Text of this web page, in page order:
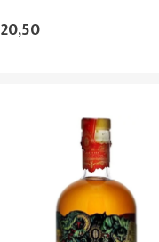
20,50